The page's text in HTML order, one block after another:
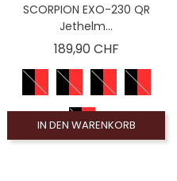
SCORPION EXO-230 QR
Jethelm...
189,90 CHFPreis
IN DEN WARENKORB